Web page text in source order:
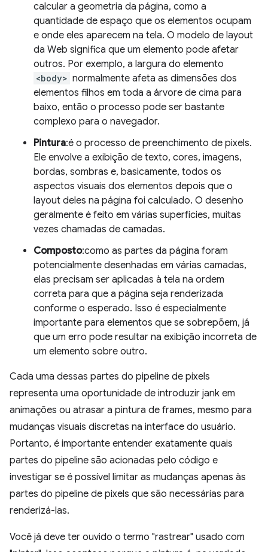
calcular a geometria da página, como a
quantidade de espaço que os elementos ocupam
e onde eles aparecem na tela. O modelo de layout
da Web significa que um elemento pode afetar
outros. Por exemplo, a largura do elemento
<body> normalmente afeta as dimensões dos
elementos filhos em toda a árvore de cima para
baixo, então o processo pode ser bastante
complexo para o navegador.
Pintura:é o processo de preenchimento de pixels.
Ele envolve a exibição de texto, cores, imagens,
bordas, sombras e, basicamente, todos os
aspectos visuais dos elementos depois que o
layout deles na página foi calculado. O desenho
geralmente é feito em várias superfícies, muitas
vezes chamadas de camadas.
Composto:como as partes da página foram
potencialmente desenhadas em várias camadas,
elas precisam ser aplicadas à tela na ordem
correta para que a página seja renderizada
conforme o esperado. Isso é especialmente
importante para elementos que se sobrepõem, já
que um erro pode resultar na exibição incorreta de
um elemento sobre outro.
Cada uma dessas partes do pipeline de pixels
representa uma oportunidade de introduzir jank em
animações ou atrasar a pintura de frames, mesmo para
mudanças visuais discretas na interface do usuário.
Portanto, é importante entender exatamente quais
partes do pipeline são acionadas pelo código e
investigar se é possível limitar as mudanças apenas às
partes do pipeline de pixels que são necessárias para
renderizá-las.
Você já deve ter ouvido o termo "rastrear" usado com